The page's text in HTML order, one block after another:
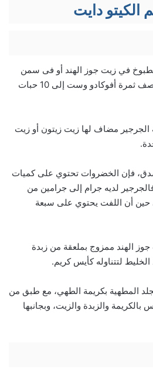
الكيتو دايت
في زيت جوز الهند أو فى سمن
بلدي أو زبدة، بالإضافة إلى نصف ثمرة أفوكادو وست إلى 10 حبات
الجرجير مضاف لها زيت زيتون أو زيت
فإن الخضروات تحتوي على كميات
لديه جرام إلى جرامين من
حين أن اللفت يحتوي على سبعة
الهند ممزوج بملعقة من زبدة
لتتناوله كأيس كريم.
المطهية بكريمة الطهي، مع طبق من
بالكريمة والزبدة والزيت، وبجانبها